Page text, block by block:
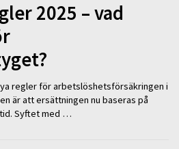
2025 – vad
regler för arbetslöshetsförsäkringen i
är att ersättningen nu baseras på
Syftet med …